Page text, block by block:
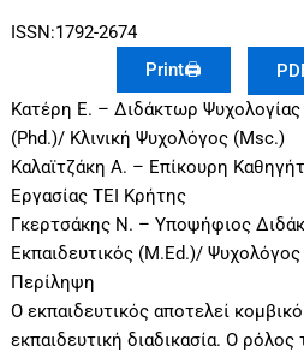
ISSN:1792-2674
Print🖨
Κατέρη Ε. – Διδάκτωρ
(Phd.)/ Κλινική Ψυχολόγος (Msc.)
Καλαϊτζάκη Α. – Επίκουρη
Εργασίας ΤΕΙ Κρήτης
Γκερτσάκης Ν. – Υποψήφιος
Εκπαιδευτικός (M.Ed.)/ Ψυχολόγος
Περίληψη
Ο εκπαιδευτικός αποτελεί
εκπαιδευτική διαδικασία. Ο ρόλος